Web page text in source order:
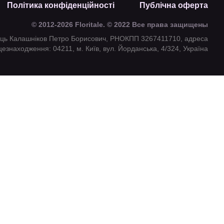
Політика конфіденційності Публічна оферта
© 2012-2026 Floritale. © 2022 Все права защищены
Калашніков Петро Борисович, РНОКПП 3267411710, адреса
04211, м. Київ, вул. Йорданська, 4/324, Україна